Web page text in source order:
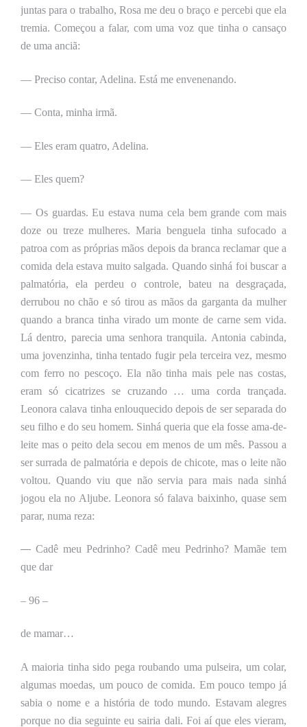
juntas para o trabalho, Rosa me deu o braço e percebi que ela
tremia. Começou a falar, com uma voz que tinha o cansaço
de uma anciã:
— Preciso contar, Adelina. Está me envenenando.
— Conta, minha irmã.
— Eles eram quatro, Adelina.
— Eles quem?
— Os guardas. Eu estava numa cela bem grande com mais
doze ou treze mulheres. Maria benguela tinha sufocado a
patroa com as próprias mãos depois da branca reclamar que a
comida dela estava muito salgada. Quando sinhá foi buscar a
palmatória, ela perdeu o controle, bateu na desgraçada,
derrubou no chão e só tirou as mãos da garganta da mulher
quando a branca tinha virado um monte de carne sem vida.
Lá dentro, parecia uma senhora tranquila. Antonia cabinda,
uma jovenzinha, tinha tentado fugir pela terceira vez, mesmo
com ferro no pescoço. Ela não tinha mais pele nas costas,
eram só cicatrizes se cruzando … uma corda trançada.
Leonora calava tinha enlouquecido depois de ser separada do
seu filho e do seu homem. Sinhá queria que ela fosse ama-de-
leite mas o peito dela secou em menos de um mês. Passou a
ser surrada de palmatória e depois de chicote, mas o leite não
voltou. Quando viu que não servia para mais nada sinhá
jogou ela no Aljube. Leonora só falava baixinho, quase sem
parar, numa reza:
— Cadê meu Pedrinho? Cadê meu Pedrinho? Mamãe tem
que dar
– 96 –
de mamar…
A maioria tinha sido pega roubando uma pulseira, um colar,
algumas moedas, um pouco de comida. Em pouco tempo já
sabia o nome e a história de todo mundo. Estavam alegres
porque no dia seguinte eu sairia dali. Foi aí que eles vieram,